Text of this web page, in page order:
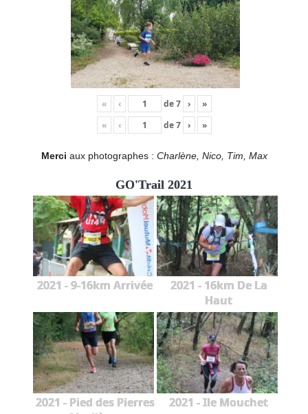
« ‹ de7 ›
»
«
‹ de7 › »
Merci aux photographes : Charlène, Nico, Tim, Max
GO'Trail 2021
2021 - 9-16km Arrivée
2021 - 16km De La
Haut
2021 - Pied des Pierres
2021 - Ile Mouchet